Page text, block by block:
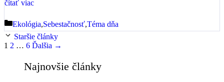
čítať viac
Kategórie
Ekológia,Sebestačnosť,Téma dňa
Staršie články
Stránka
1 Stránka
2 … Stránka
6 Ďalšia →
Najnovšie články